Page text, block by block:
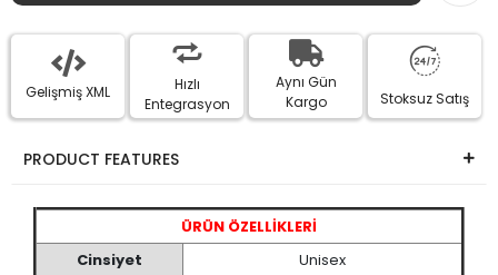
Gelişmiş XML
Hızlı
Entegrasyon
Aynı Gün
Kargo
Stoksuz Satış
PRODUCT FEATURES
ÜRÜN ÖZELLİKLERİ
Cinsiyet
Unisex